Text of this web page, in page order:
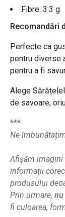
Fibre: 3.3 g
Recomandări
Perfecte ca
pentru diverse
pentru a fi
Alege
de savoare,
***
Ne
Afișăm imagini
informații
produsului
Prin urmare, nu
fi culoarea,